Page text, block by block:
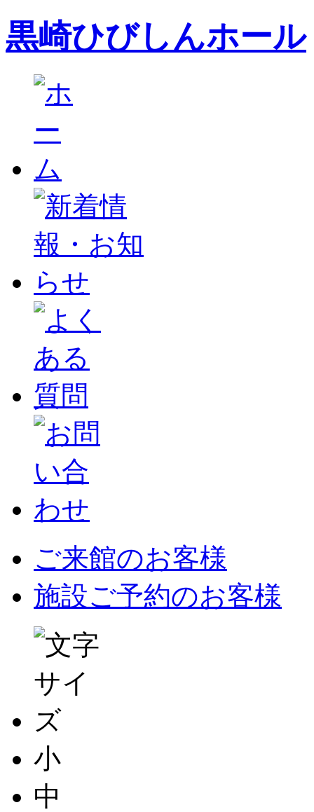
黒崎ひびしんホール
ご来館のお客様
施設ご予約のお客様
小
中